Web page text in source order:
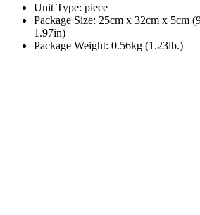
Unit Type: piece
Package Size: 25cm x 32cm x 5cm
1.97in)
Package Weight: 0.56kg (1.23lb.)